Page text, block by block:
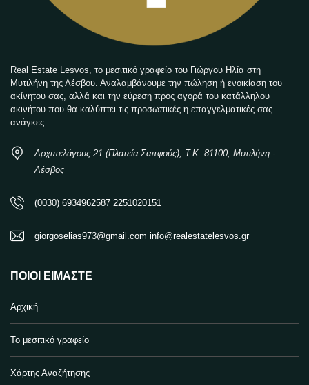
Real Estate Lesvos, το μεσιτικό γραφείο του Γιώργου Ηλία στη
Μυτιλήνη της Λέσβου. Αναλαμβάνουμε την πώληση ή ενοικίαση του
ακίνητου σας, αλλά και την εύρεση προς αγορά του κατάλληλου
ακινήτου που θα καλύπτει τις προσωπικές η επαγγελματικές σας
ανάγκες.
Αρχιπελάγους 21 (Πλατεία Σαπφούς), Τ.Κ. 81100, Μυτιλήνη -
Λέσβος
(0030) 6934962587 2251020151
giorgoselias973@gmail.com info@realestatelesvos.gr
ΠΟΙΟΙ ΕΊΜΑΣΤΕ
Αρχική
Το μεσιτικό γραφείο
Χάρτης Αναζήτησης